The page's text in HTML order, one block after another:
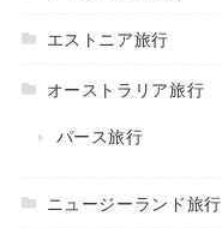
エストニア旅行
オーストラリア旅行
パース旅行
ニュージーランド旅行